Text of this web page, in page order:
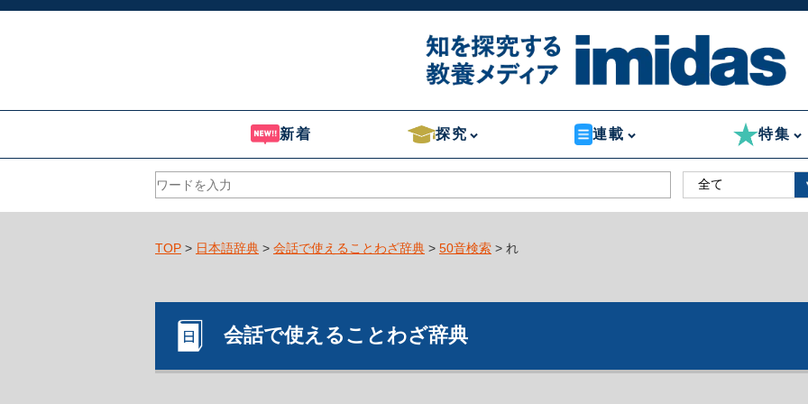
新着 探究 連載 特集
TOP > 日本語辞典 > 会話で使えることわざ辞典 > 50音検索 > れ
会話で使えることわざ辞典